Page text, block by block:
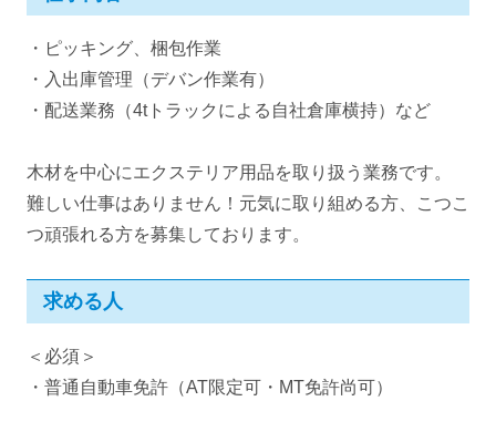
・ピッキング、梱包作業
・入出庫管理（デバン作業有）
・配送業務（4tトラックによる自社倉庫横持）など
木材を中心にエクステリア用品を取り扱う業務です。
難しい仕事はありません！元気に取り組める方、こつこ
つ頑張れる方を募集しております。
求める人
＜必須＞
・普通自動車免許（AT限定可・MT免許尚可）